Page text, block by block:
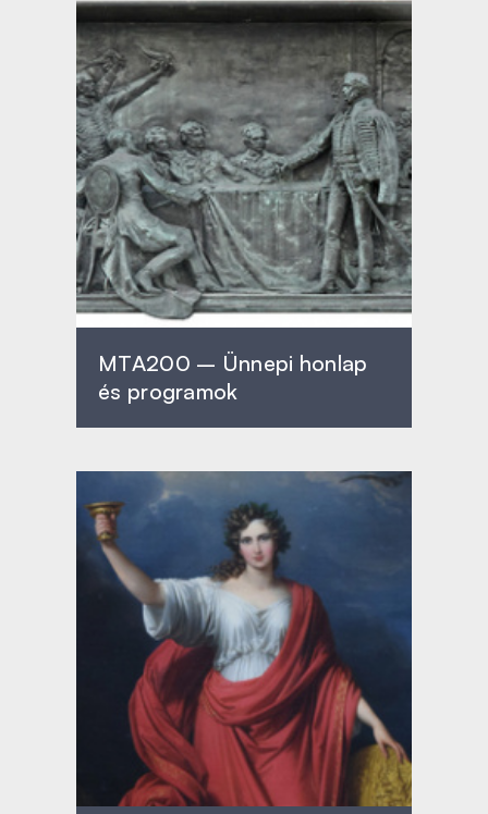
MTA200 – Ünnepi honlap
és programok